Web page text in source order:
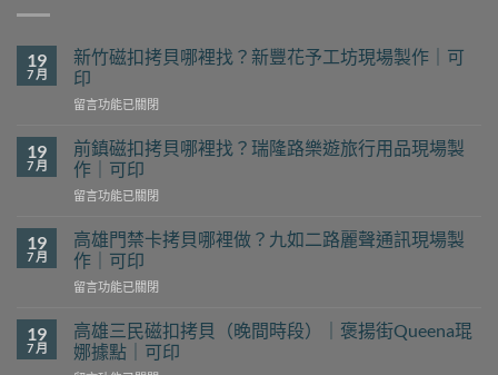
19
7 月
新竹磁扣拷貝哪裡找？新豐花予工坊現場製作｜可
印
在
竹
磁
扣
拷
哪
裡
找？
新
花
予
留言功能已關閉
19
7 月
前鎮磁扣拷貝哪裡找？瑞隆路樂遊旅行用品現場製
作｜可印
在
鎮
磁
扣
拷
哪
裡
找？
留言功能已關閉
19
7 月
高雄門禁卡拷貝哪裡做？九如二路麗聲通訊現場製
作｜可印
在
雄
門
禁
留言功能已關閉
19
7 月
高雄三民磁扣拷貝（晚間時段）｜褒揚街Queena琨
娜據點｜可印